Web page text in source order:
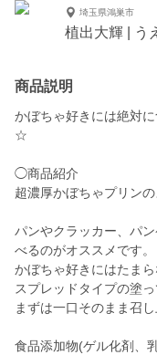
埼玉県鴻巣市
植出大輝 | う
商品説明
かぼちゃ好きには絶対
☆
◯商品紹介
超濃厚かぼちゃプリン
パンやクラッカー、パ
べるのがオススメです。
かぼちゃ好きにはたま
スプレッドタイプの塗
まずは一口そのまま召
食品添加物(ゲル化剤、